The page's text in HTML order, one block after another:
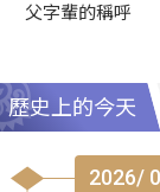
父字輩的稱呼
歷史上的今天
2026/